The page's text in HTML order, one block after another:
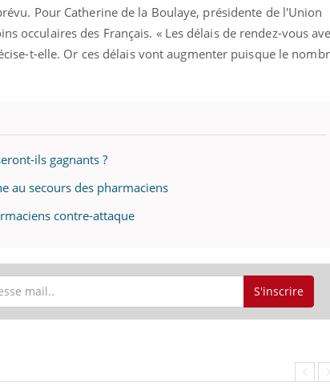
Pour Catherine de la Boulaye, présidente de l'Union
occulaires des Français. « Les délais de rendez-vous
t-elle. Or ces délais vont augmenter puisque le
ils gagnants ?
au secours des pharmaciens
contre-attaque
S'inscrire